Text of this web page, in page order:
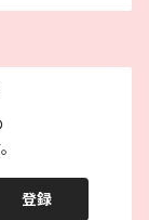
登録